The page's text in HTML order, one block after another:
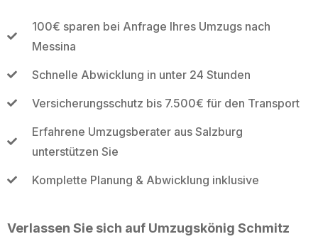
100€ sparen bei Anfrage Ihres Umzugs nach
Messina
Schnelle Abwicklung in unter 24 Stunden
Versicherungsschutz bis 7.500€ für den Transport
Erfahrene Umzugsberater aus Salzburg
unterstützen Sie
Komplette Planung & Abwicklung inklusive
Verlassen Sie sich auf Umzugskönig Schmitz